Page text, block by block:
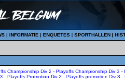
| INFORMATIE | ENQUETES | SPORTHALLEN |
Championship Div 2 - Playoffs Championship Div 3 -
- Playoffs Promotion Div 2 - Playoffs promotion Div 3 -